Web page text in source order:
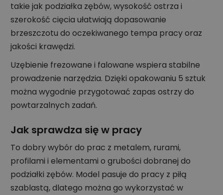
takie jak podziałka zębów, wysokość ostrza i
szerokość cięcia ułatwiają dopasowanie
brzeszczotu do oczekiwanego tempa pracy oraz
jakości krawędzi.
Uzębienie frezowane i falowane wspiera stabilne
prowadzenie narzędzia. Dzięki opakowaniu 5 sztuk
można wygodnie przygotować zapas ostrzy do
powtarzalnych zadań.
Jak sprawdza się w pracy
To dobry wybór do prac z metalem, rurami,
profilami i elementami o grubości dobranej do
podziałki zębów. Model pasuje do pracy z piłą
szablastą, dlatego można go wykorzystać w